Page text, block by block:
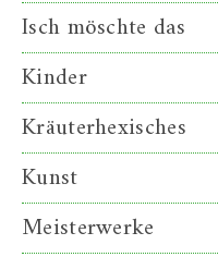
Isch möschte das
Kinder
Kräuterhexisches
Kunst
Meisterwerke